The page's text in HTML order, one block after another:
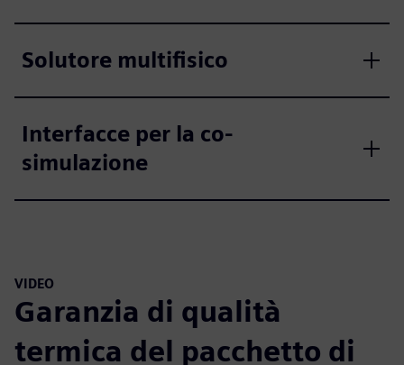
Solutore multifisico
Interfacce per la co-
simulazione
VIDEO
Garanzia di qualità
termica del pacchetto di